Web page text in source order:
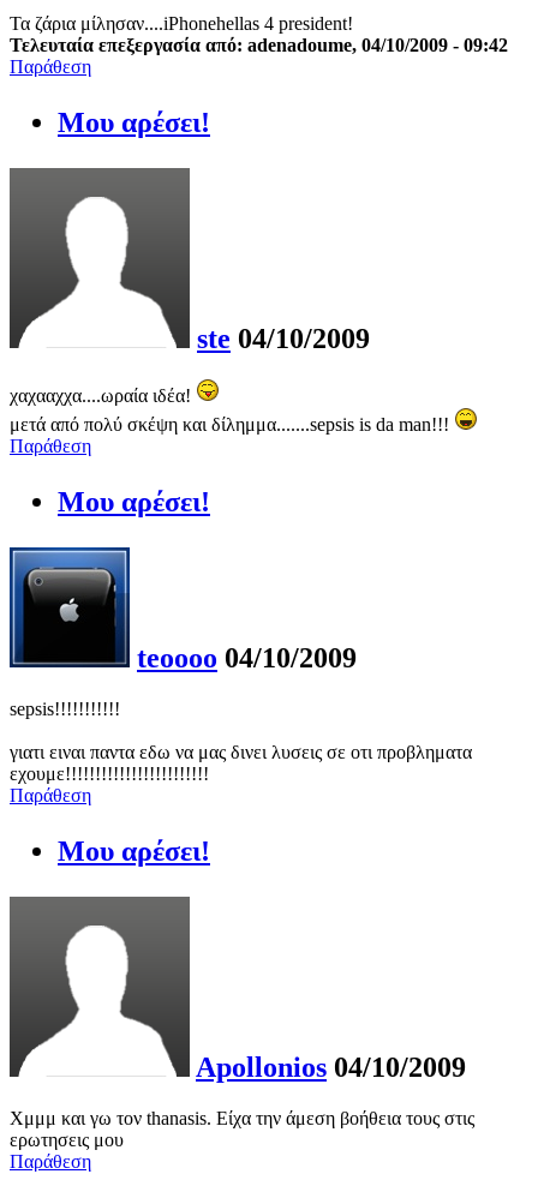
Τα ζάρια μίλησαν....iPhonehellas 4 president!
Τελευταία επεξεργασία από: adenadoume, 04/10/2009 - 09:42
Παράθεση
Μου αρέσει!
ste 04/10/2009
χαχααχχα....ωραία ιδέα!
μετά από πολύ σκέψη και δίλημμα.......sepsis is da man!!!
Παράθεση
Μου αρέσει!
teoooo 04/10/2009
sepsis!!!!!!!!!!!
γιατι ειναι παντα εδω να μας δινει λυσεις σε οτι προβληματα
εχουμε!!!!!!!!!!!!!!!!!!!!!!!!
Παράθεση
Μου αρέσει!
Apollonios 04/10/2009
Χμμμ και γω τον thanasis. Είχα την άμεση βοήθεια τους στις
ερωτησεις μου
Παράθεση